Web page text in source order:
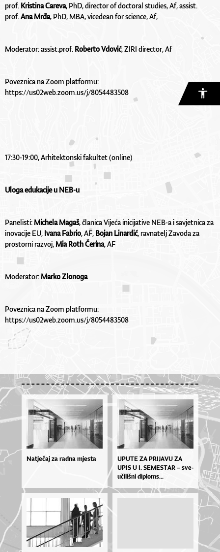
prof. Kristina Careva, PhD, director of doctoral studies, Af, assist.
prof. Ana Mrđa, PhD, MBA, vicedean for science, Af,
Moderator: assist.prof. Roberto Vdović, ZIRI director, Af
https://us02web.zoom.us/j/8054483508
17:30-19:00, Arhitektonski fakultet (online)
Uloga edukacije u NEB-u
Panelisti: Michela Magaš, članica Vijeća inicijative NEB-a i savjetnica za
inovacije EU, Ivana Fabrio, AF, Bojan Linardić, ravnatelj Zavoda za
prostorni razvoj, Mia Roth Čerina, AF
Moderator: Marko Zlonoga
https://us02web.zoom.us/j/8054483508
Natječaj za radna mjesta
UPU­TE ZA PRI­JA­VU ZA
UPIS U I. SE­MES­TAR – sve­
u­či­liš­ni di­plo­ms...